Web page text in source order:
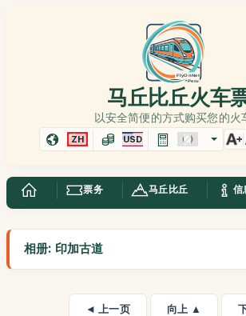
马丘比丘火车
以安全简便的方式购买您的火
ZH USD
票务 马丘比丘 信
相册: 印加古道
◄ 上一页 向上 ▲